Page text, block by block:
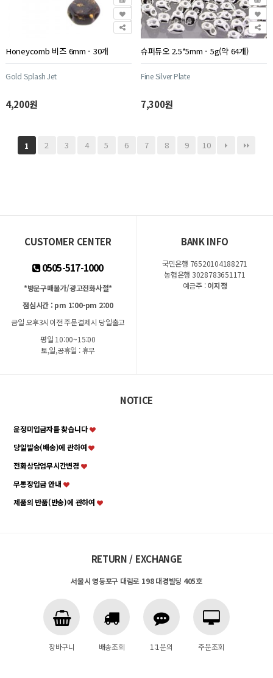
Honeycomb 비즈 6mm - 30개
Gold Splash Jet
4,200원
슈퍼듀오 2.5*5mm - 5g(약 64개)
Fine Silver Plate
7,300원
1 2 3 4 5 6 7 8 9 10
CUSTOMER CENTER
0505-517-1000
*방문구매불가/광고전화사절*
점심시간 : pm 1:00-pm 2:00
금일 오후3시이전 주문결제시 당일출고
평일 10:00~15:00
토,일,공휴일 : 휴무
BANK INFO
국민은행 76520104188271
농협은행 3028783651171
예금주 :이지정
NOTICE
윤정미입금자를 찾습니다
당일발송(배송)에 관하여
전화상담업무시간변경
무통장입금 안내
제품의 반품(반송)에 관하여
RETURN / EXCHANGE
서울시 영등포구 대림로 198 대경빌딩 405호
장바구니 배송조회 1:1문의 주문조회